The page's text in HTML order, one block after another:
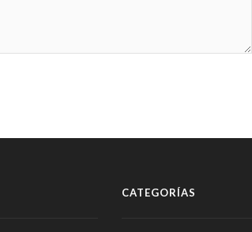
CATEGORÍAS